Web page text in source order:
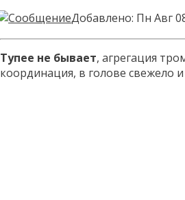
Добавлено: Пн Авг
Тупее не бывает, агрегация
координация, в голове свежело